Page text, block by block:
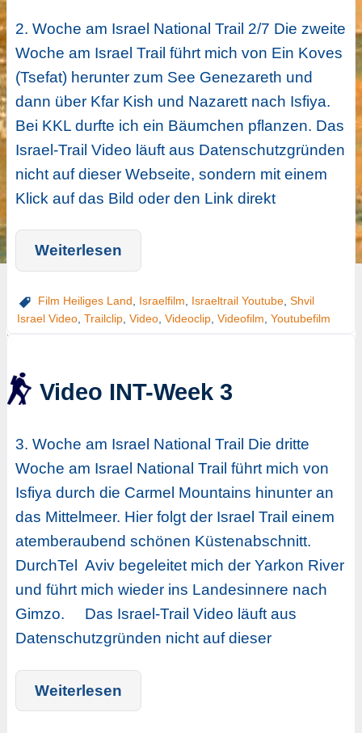
2. Woche am Israel National Trail 2/7 Die zweite
Woche am Israel Trail führt mich von Ein Koves
(Tsefat) herunter zum See Genezareth und
dann über Kfar Kish und Nazarett nach Isfiya.
Bei KKL durfte ich ein Bäumchen pflanzen. Das
Israel-Trail Video läuft aus Datenschutzgründen
nicht auf dieser Webseite, sondern mit einem
Klick auf das Bild oder den Link direkt
Weiterlesen
Film Heiliges Land Israelfilm Israeltrail Youtube, Shvil
Israel Video, Trailclip, Video, Videoclip, Videofilm, Youtubefilm
Video INT-Week 3
3. Woche am Israel National Trail Die dritte
Woche am Israel National Trail führt mich von
Isfiya durch die Carmel Mountains hinunter an
das Mittelmeer. Hier folgt der Israel Trail einem
atemberaubend schönen Küstenabschnitt.
DurchTel Aviv begeleitet mich der Yarkon River
und führt mich wieder ins Landesinnere nach
Gimzo. Das Israel-Trail Video läuft aus
Datenschutzgründen nicht auf dieser
Weiterlesen